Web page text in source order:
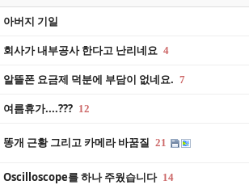
아버지 기일
회사가 내부공사 한다고 난리네요 4
알뜰폰 요금제 덕분에 부담이 없네요. 7
여름휴가....??? 12
똥개 근황 그리고 카메라 바꿈질 21
Oscilloscope를 하나 주웠습니다 14